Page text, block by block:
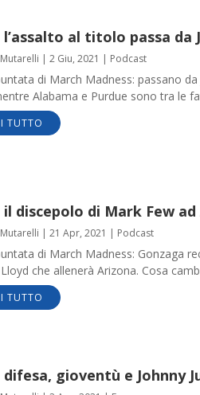
l’assalto al titolo passa da
2 Giu, 2021 Podcast
di March Madness: passano
Alabama e Purdue sono tra le
TUTTO
il discepolo di Mark Few ad
| 21 Apr, 2021 | Podcast
di March Madness: Gonzaga
che allenerà Arizona. Cosa
TUTTO
difesa, gioventù e Johnny